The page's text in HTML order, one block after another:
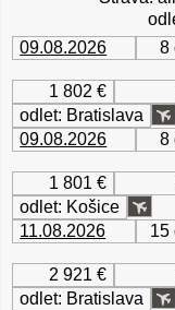
09.08.2026
8
1 802 €
odlet: Bratislava
09.08.2026
8
1 801 €
odlet: Košice
11.08.2026
15
2 921 €
odlet: Bratislava